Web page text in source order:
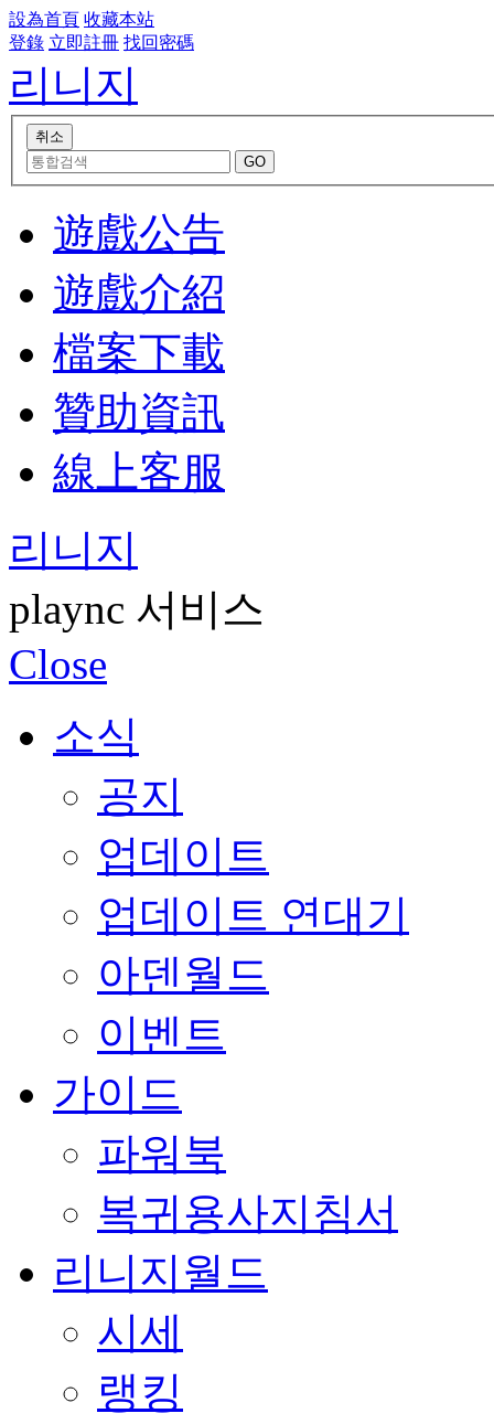
設為首頁 收藏本站
登錄 立即註冊 找回密碼
리니지
遊戲公告
遊戲介紹
檔案下載
贊助資訊
線上客服
리니지
plaync 서비스
Close
소식
공지
업데이트
업데이트 연대기
아덴월드
이벤트
가이드
파워북
복귀용사지침서
리니지월드
시세
랭킹